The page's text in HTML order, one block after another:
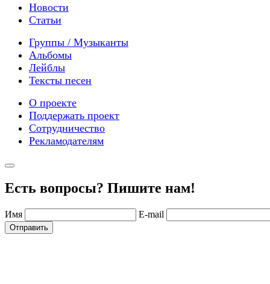
Новости
Статьи
Группы / Музыканты
Альбомы
Лейблы
Тексты песен
О проекте
Поддержать проект
Сотрудничество
Рекламодателям
Есть вопросы? Пишите нам!
Имя E-mail